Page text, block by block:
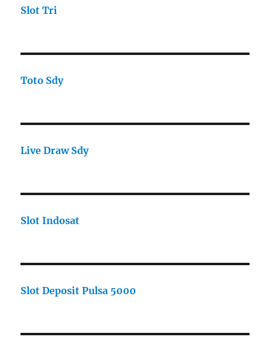
Slot Tri
Toto Sdy
Live Draw Sdy
Slot Indosat
Slot Deposit Pulsa 5000